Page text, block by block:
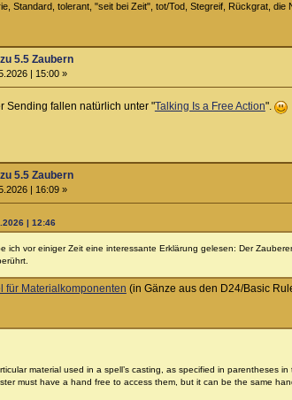
Standard, tolerant, "seit bei Zeit", tot/Tod, Stegreif, Rückgrat, die
5.5 Zaubern
| 15:00 »
Sending fallen natürlich unter "Talking Is a Free Action".
5.5 Zaubern
| 16:09 »
| 12:46
ich vor einiger Zeit eine interessante Erklärung gelesen: Der
für Materialkomponenten (in Gänze aus den D24/Basic
material used in a spell’s casting, as specified in parentheses
must have a hand free to access them, but it can be the same